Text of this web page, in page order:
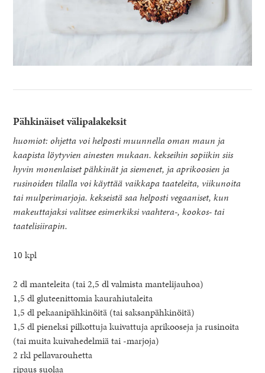
Pähkinäiset välipalakeksit
huomiot: ohjetta voi helposti muunnella oman maun ja
kaapista löytyvien ainesten mukaan. kekseihin sopiikin siis
hyvin monenlaiset pähkinät ja siemenet, ja aprikoosien ja
rusinoiden tilalla voi käyttää vaikkapa taateleita, viikunoita
tai mulperimarjoja. kekseistä saa helposti vegaaniset, kun
makeuttajaksi valitsee esimerkiksi vaahtera-, kookos- tai
taatelisiirapin.
10 kpl
2 dl manteleita (tai 2,5 dl valmista mantelijauhoa)
1,5 dl gluteenittomia kaurahiutaleita
1,5 dl pekaanipähkinöitä (tai saksanpähkinöitä)
1,5 dl pieneksi pilkottuja kuivattuja aprikooseja ja rusinoita
(tai muita kuivahedelmiä tai -marjoja)
2 rkl pellavarouhetta
ripaus suolaa